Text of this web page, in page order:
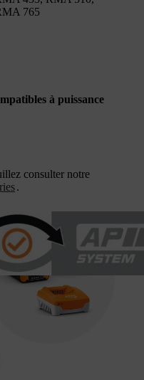
765
à puissance
consulter notre
.